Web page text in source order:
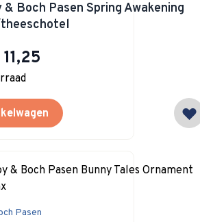
Boch Pasen Spring Awakening
Price
Pasen